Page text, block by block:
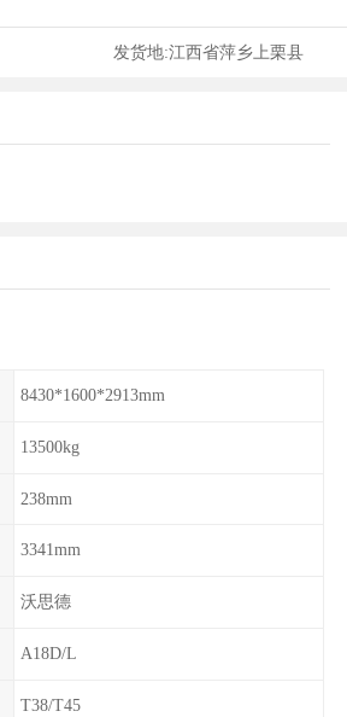
发货地:江西省萍乡上栗县
8430*1600*2913mm
13500kg
238mm
3341mm
沃思德
A18D/L
T38/T45